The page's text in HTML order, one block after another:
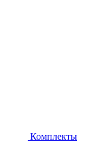
Комплекты